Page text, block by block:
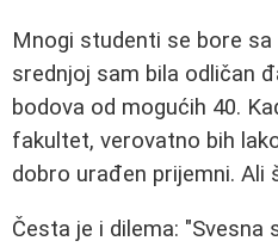
Mnogi studenti se bore sa
srednjoj sam bila odličan
bodova od mogućih 40.
fakultet, verovatno bih
dobro urađen prijemni. Ali
Česta je i dilema: "Svesna